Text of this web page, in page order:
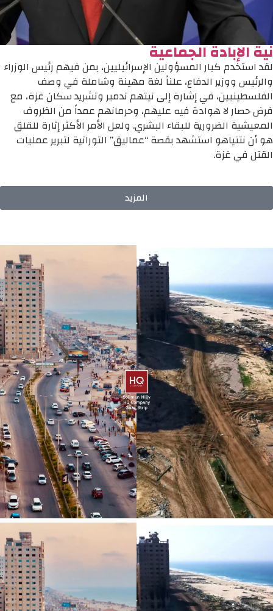
نية الإبادة الجماعية
لقد استخدم كبار المسؤولين الإسرائيليين، بمن فيهم رئيس الوزراء
والرئيس ووزير الدفاع، علناً لغة مهينة وشاملة في وصف
الفلسطينيين، في إشارة إلى نيتهم ​​تدمير وتشريد سكان غزة، مع
فرض حصار لا هوادة فيه عليهم، وحرمانهم عمداً من الظروف
المعيشية الضرورية للبقاء البشري. ولعل الأمر الأكثر إثارة للقلق
هو أن نتنياهو استشهد بقصة “عماليق” التوراتية لتبرير عمليات
القتل في غزة.
المزيد